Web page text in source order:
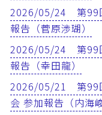
2026/05/24 第99
報告（菅原渉瑚）
2026/05/24 第99
報告（幸田龍）
2026/05/21 第99
会 参加報告（内海峻